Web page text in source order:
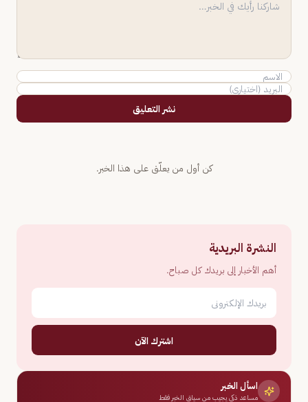
نشر التعليق
كن أول من يعلّق على هذا الخبر.
النشرة البريدية
أهم الأخبار إلى بريدك كل صباح.
اشترك الآن
اسأل الخبر
مساعد ذكي يجيب من سياق الخبر فقط